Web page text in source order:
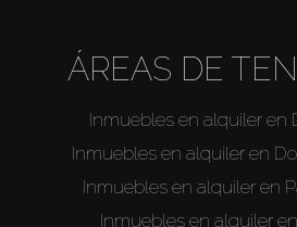
Alquilar
Sobre Plano
ÁREAS DE
Inmuebles en alquiler en
Inmuebles en alquiler en
Inmuebles en alquiler en
Inmuebles en alquiler